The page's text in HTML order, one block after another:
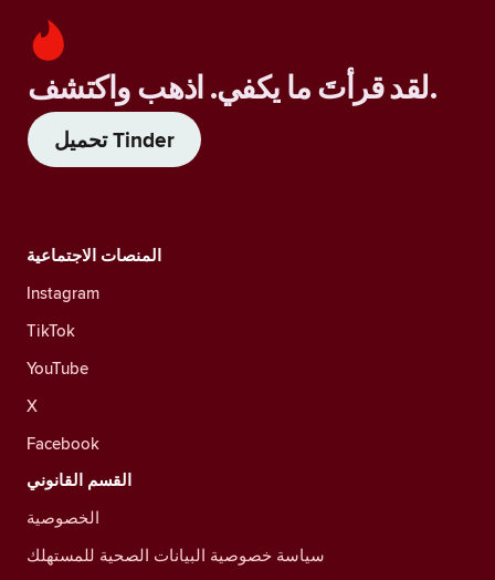
لقد قرأتَ ما يكفي. اذهب واكتشف.
تحميل Tinder
المنصات الاجتماعية
Instagram
TikTok
YouTube
X
Facebook
القسم القانوني
الخصوصية
سياسة خصوصية البيانات الصحية للمستهلك